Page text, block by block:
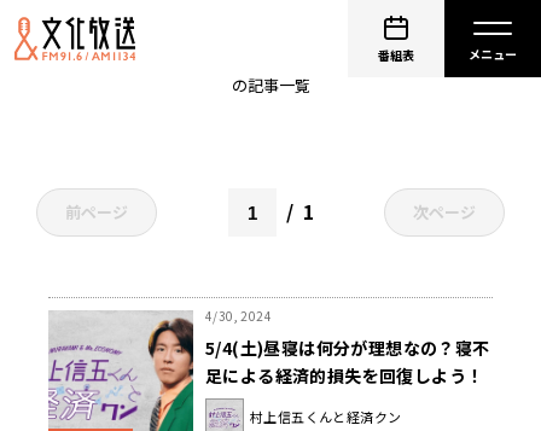
番組表
の記事一覧
前ページ 1 次ページ
4/30, 2024
5/4(土)昼寝は何分が理想なの？寝不
足による経済的損失を回復しよう！
『村上信五くんと経済クン』
村上信五くんと経済クン